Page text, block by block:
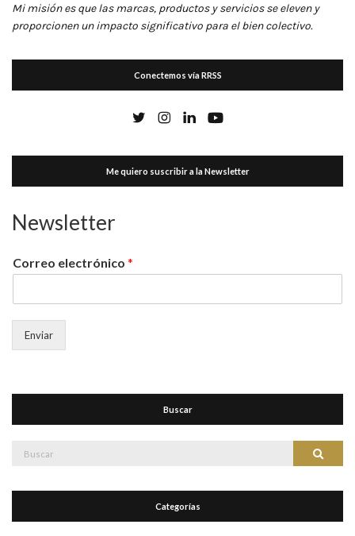
Mi misión es que las marcas, productos y servicios se eleven y
proporcionen un impacto significativo para el bien colectivo.
Conectemos vía RRSS
Me quiero suscribir a la Newsletter
Newsletter
Correo electrónico *
Enviar
Buscar
Buscar
Categorías